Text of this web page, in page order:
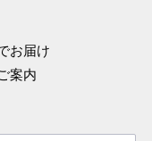
お届け
案内